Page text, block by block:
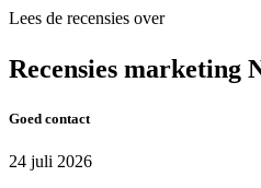
Lees de recensies over
Recensies marketing
Goed contact
24 juli 2026